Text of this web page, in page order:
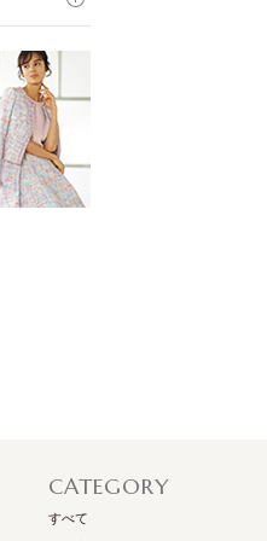
CATEGORY
すべて